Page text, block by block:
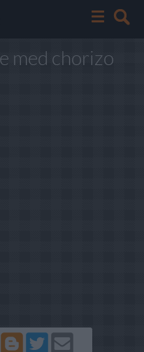
med chorizo
Del
på
Del
på
Send